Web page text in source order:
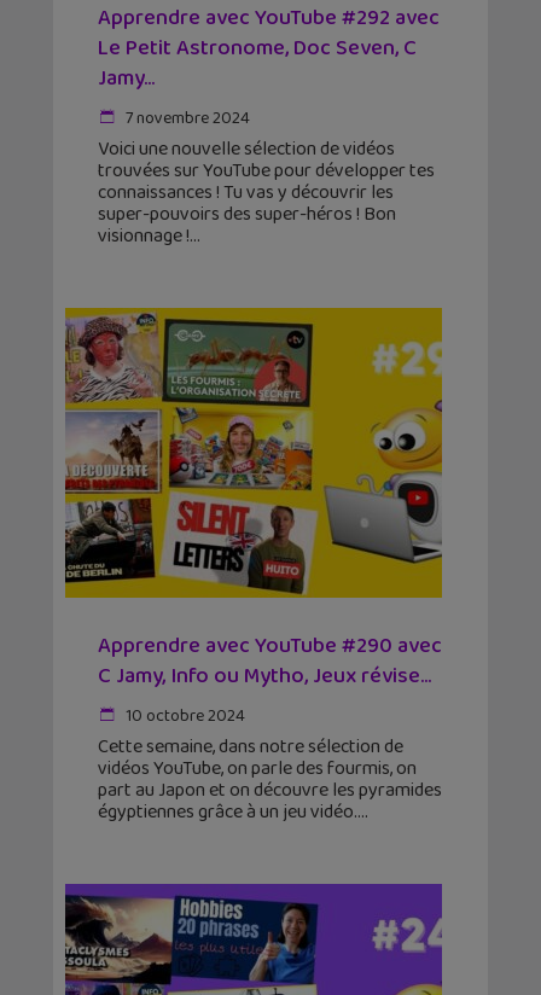
Apprendre avec YouTube #292 avec
Le Petit Astronome, Doc Seven, C
Jamy…
7 novembre 2024
Voici une nouvelle sélection de vidéos
trouvées sur YouTube pour développer tes
connaissances ! Tu vas y découvrir les
super-pouvoirs des super-héros ! Bon
visionnage !
Apprendre avec YouTube #290 avec
C Jamy, Info ou Mytho, Jeux révise…
10 octobre 2024
Cette semaine, dans notre sélection de
vidéos YouTube, on parle des fourmis, on
part au Japon et on découvre les pyramides
égyptiennes grâce à un jeu vidéo.